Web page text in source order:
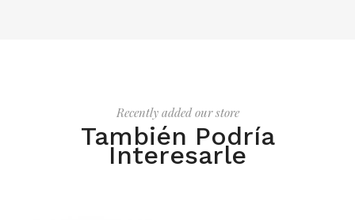
Recently added our store
También Podría
Interesarle